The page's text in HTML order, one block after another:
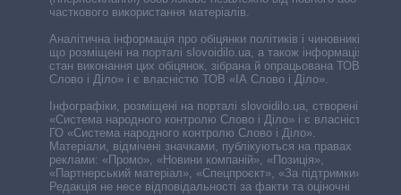
часткового використання матеріалів.
Аналітична інформація про обіцянки політиків і чиновників,
що розміщені на порталі slovoidilo.ua, а також інформація про
стан виконання цих обіцянок, зібрана й опрацьована ТОВ «ІА
Слово і Діло» і є власністю ТОВ «ІА Слово і Діло».
Інфографіки, розміщені на порталі slovoidilo.ua, створені ГО
«Система народного контролю Слово і Діло» і є власністю
ГО «Система народного контролю Слово і Діло».
Матеріали, відмічені значками, публікуються на правах
реклами: «Промо», «Новини компаній», «Позиція»,
«Партнерський матеріал», «Спецпроєкт», «За підтримки».
Редакція не несе відповідальності за факти та оціночні